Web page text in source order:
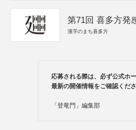
第71回 喜多方発
漢字のまち喜多方
応募される際は、必ず公式ホ
最新の開催情報をご確認くださ
「登竜門」編集部